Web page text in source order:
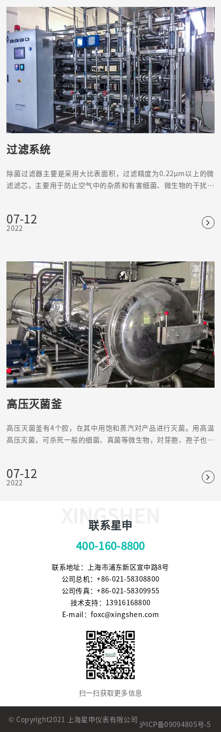
过滤系统
除菌过滤器主要是采用大比表面积，过滤精度为0.22μm以上的微
滤滤芯，主要用于防止空气中的杂质和有害细菌、微生物的干扰，
07-12
2022
高压灭菌釜
高压灭菌釜有4个腔，在其中用饱和蒸汽对产品进行灭菌。用高温
高压灭菌，可杀死一般的细菌、真菌等微生物，对芽胞、孢子也有
07-12
2022
XINGSHEN
联系星申
400-160-8800
联系地址：上海市浦东新区宣中路8号
公司总机：+86-021-58308800
公司传真：+86-021-58309955
技术支持：13916168800
E-mail：foxc@xingshen.com
扫一扫获取更多信息
© Copyright2021 上海星申仪表有限公司
沪ICP备09094805号-5